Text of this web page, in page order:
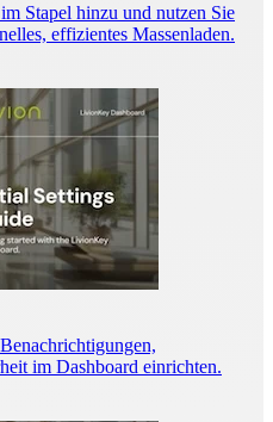
Stapel hinzu und nutzen Sie
effizientes Massenladen.
im Dashboard einrichten.